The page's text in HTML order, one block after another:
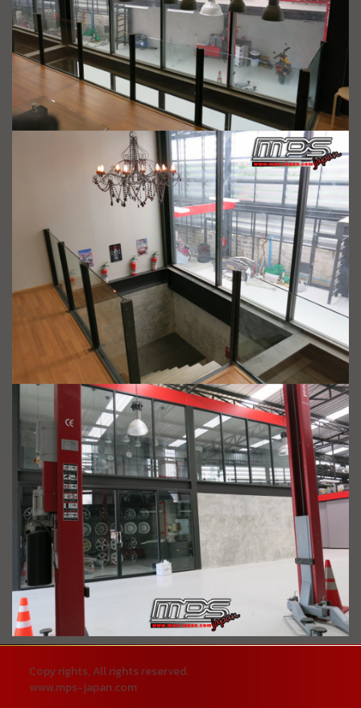
Copy rights, All rights reserved.
www.mps-japan.com